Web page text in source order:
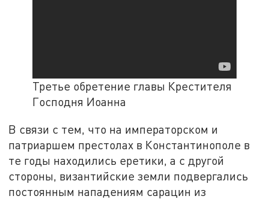
Третье обретение главы Крестителя
Господня Иоанна
В связи с тем, что на императорском и
патриаршем престолах в Константинополе в
те годы находились еретики, а с другой
стороны, византийские земли подвергались
постоянным нападениям сарацин из